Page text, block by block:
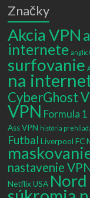
Značky
Akcia VPN
internete
surfovanie
na
CyberGhost
VPN Formula
Ass VPN história
Futbal Liverpool FC
nastavenie
Netflix USA Nord